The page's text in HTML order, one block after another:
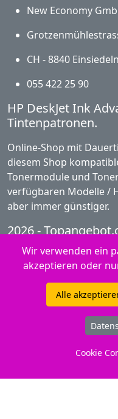
New Economy
CH - 8840 Einsiedeln
055 422 25 90
HP DeskJet Ink
Tintenpatronen.
Online-Shop mit
diesem Shop
Tonermodule und
verfügbaren Modelle /
aber immer günstiger.
2026 -
Peach Produkte -
Peach Produkte -
Service / Infos
Snap and print -
Informationen
FAQ zu Peach
Wir verwenden ein
akzeptieren oder
Alle
Cookie